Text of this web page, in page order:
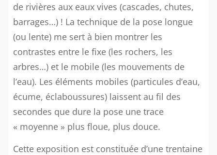
de rivières aux eaux vives (cascades, chutes,
barrages…) ! La technique de la pose longue
(ou lente) me sert à bien montrer les
contrastes entre le fixe (les rochers, les
arbres…) et le mobile (les mouvements de
l’eau). Les éléments mobiles (particules d’eau,
écume, éclaboussures) laissent au fil des
secondes que dure la pose une trace
« moyenne » plus floue, plus douce.
Cette exposition est constituée d’une trentaine